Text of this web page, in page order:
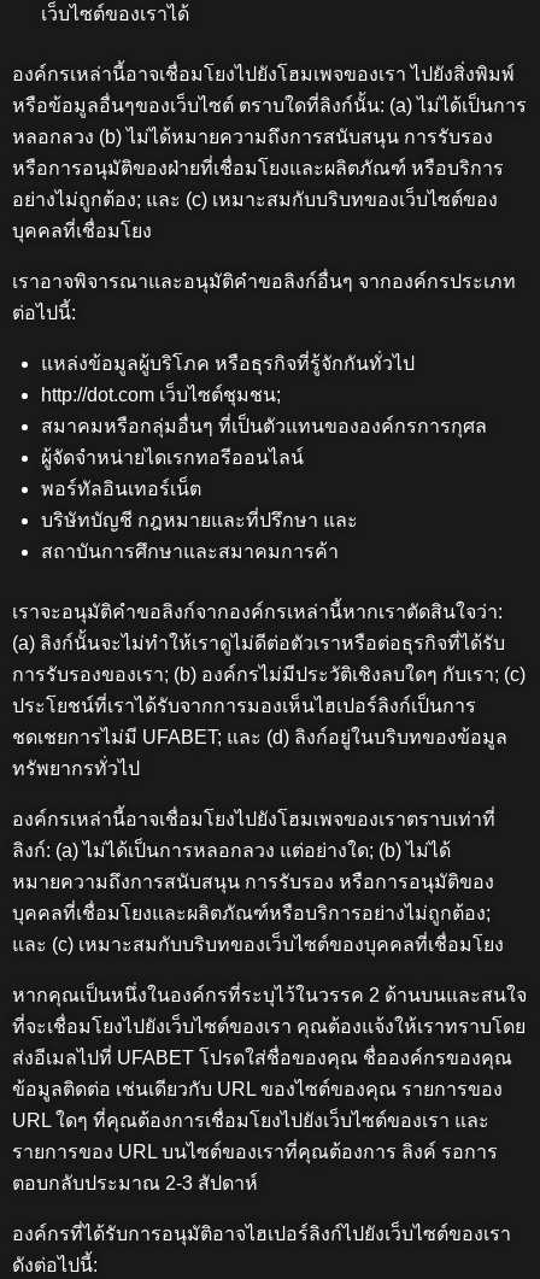
เว็บไซต์ของเราได้
องค์กรเหล่านี้อาจเชื่อมโยงไปยังโฮมเพจของเรา ไปยังสิ่งพิมพ์
หรือข้อมูลอื่นๆของเว็บไซต์ ตราบใดที่ลิงก์นั้น: (a) ไม่ได้เป็นการ
หลอกลวง (b) ไม่ได้หมายความถึงการสนับสนุน การรับรอง
หรือการอนุมัติของฝ่ายที่เชื่อมโยงและผลิตภัณฑ์ หรือบริการ
อย่างไม่ถูกต้อง; และ (c) เหมาะสมกับบริบทของเว็บไซต์ของ
บุคคลที่เชื่อมโยง
เราอาจพิจารณาและอนุมัติคำขอลิงก์อื่นๆ จากองค์กรประเภท
ต่อไปนี้:
แหล่งข้อมูลผู้บริโภค หรือธุรกิจที่รู้จักกันทั่วไป
http://dot.com เว็บไซต์ชุมชน;
สมาคมหรือกลุ่มอื่นๆ ที่เป็นตัวแทนขององค์กรการกุศล
ผู้จัดจำหน่ายไดเรกทอรีออนไลน์
พอร์ทัลอินเทอร์เน็ต
บริษัทบัญชี กฎหมายและที่ปรึกษา และ
สถาบันการศึกษาและสมาคมการค้า
เราจะอนุมัติคำขอลิงก์จากองค์กรเหล่านี้หากเราตัดสินใจว่า:
(a) ลิงก์นั้นจะไม่ทำให้เราดูไม่ดีต่อตัวเราหรือต่อธุรกิจที่ได้รับ
การรับรองของเรา; (b) องค์กรไม่มีประวัติเชิงลบใดๆ กับเรา; (c)
ประโยชน์ที่เราได้รับจากการมองเห็นไฮเปอร์ลิงก์เป็นการ
ชดเชยการไม่มี UFABET; และ (d) ลิงก์อยู่ในบริบทของข้อมูล
ทรัพยากรทั่วไป
องค์กรเหล่านี้อาจเชื่อมโยงไปยังโฮมเพจของเราตราบเท่าที่
ลิงก์: (a) ไม่ได้เป็นการหลอกลวง แต่อย่างใด; (b) ไม่ได้
หมายความถึงการสนับสนุน การรับรอง หรือการอนุมัติของ
บุคคลที่เชื่อมโยงและผลิตภัณฑ์หรือบริการอย่างไม่ถูกต้อง;
และ (c) เหมาะสมกับบริบทของเว็บไซต์ของบุคคลที่เชื่อมโยง
หากคุณเป็นหนึ่งในองค์กรที่ระบุไว้ในวรรค 2 ด้านบนและสนใจ
ที่จะเชื่อมโยงไปยังเว็บไซต์ของเรา คุณต้องแจ้งให้เราทราบโดย
ส่งอีเมลไปที่ UFABET โปรดใส่ชื่อของคุณ ชื่อองค์กรของคุณ
ข้อมูลติดต่อ เช่นเดียวกับ URL ของไซต์ของคุณ รายการของ
URL ใดๆ ที่คุณต้องการเชื่อมโยงไปยังเว็บไซต์ของเรา และ
รายการของ URL บนไซต์ของเราที่คุณต้องการ ลิงค์ รอการ
ตอบกลับประมาณ 2-3 สัปดาห์
องค์กรที่ได้รับการอนุมัติอาจไฮเปอร์ลิงก์ไปยังเว็บไซต์ของเรา
ดังต่อไปนี้: